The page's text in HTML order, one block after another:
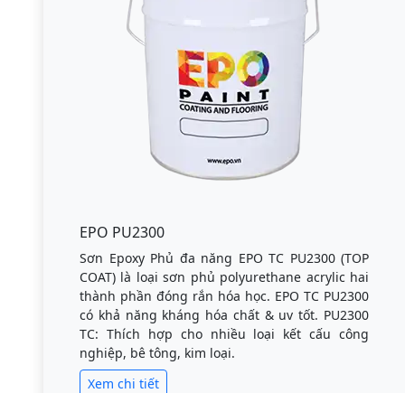
EPO PU2300
Sơn Epoxy Phủ đa năng EPO TC PU2300 (TOP
COAT) là loại sơn phủ polyurethane acrylic hai
thành phần đóng rắn hóa học. EPO TC PU2300
có khả năng kháng hóa chất & uv tốt. PU2300
TC: Thích hợp cho nhiều loại kết cấu công
nghiệp, bê tông, kim loại.
Xem chi tiết